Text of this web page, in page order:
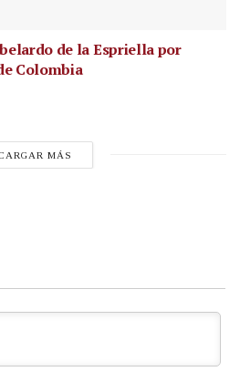
de la Espriella por
Colombia
MÁS